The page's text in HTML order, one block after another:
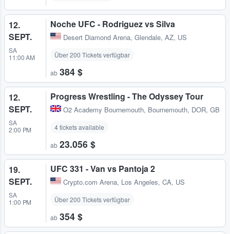
12.
SEPT.
SA
11:00 AM
Noche UFC - Rodriguez vs Silva
Desert Diamond Arena, Glendale, AZ, US
Über 200 Tickets verfügbar
ab 384 $
12.
SEPT.
SA
2:00 PM
Progress Wrestling - The Odyssey Tour
O2 Academy Bournemouth, Bournemouth, DOR, GB
4 tickets available
ab 23.056 $
19.
SEPT.
SA
1:00 PM
UFC 331 - Van vs Pantoja 2
Crypto.com Arena, Los Angeles, CA, US
Über 200 Tickets verfügbar
ab 354 $